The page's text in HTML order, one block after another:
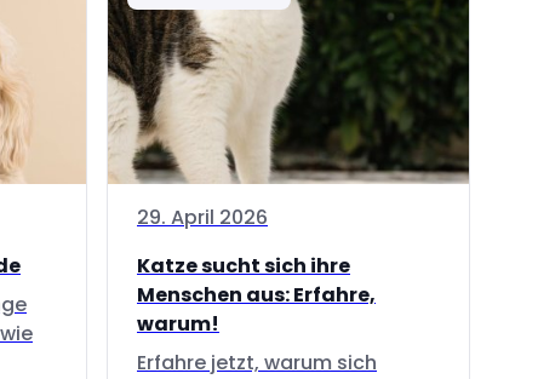
29. April 2026
Katze sucht sich ihre
Menschen aus: Erfahre,
warum!
Erfahre jetzt, warum sich